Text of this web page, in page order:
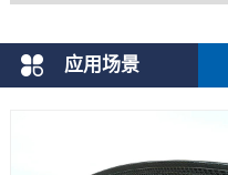
应用场景